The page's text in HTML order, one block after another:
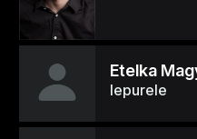
Etelka
Iepurele